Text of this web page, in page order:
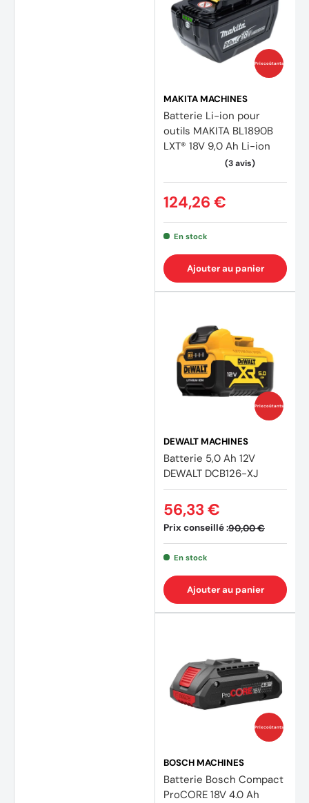
Prix coûtants
MAKITA MACHINES
Batterie Li-ion pour
outils MAKITA BL1890B
LXT® 18V 9,0 Ah Li-ion
124,26 €
En stock
Ajouter au panier
Prix coûtants
DEWALT MACHINES
Batterie 5,0 Ah 12V
DEWALT DCB126-XJ
Prix conseillé :90,00 €
56,33 €
En stock
Ajouter au panier
Prix coûtants
BOSCH MACHINES
Batterie Bosch Compact
ProCORE 18V 4.0 Ah